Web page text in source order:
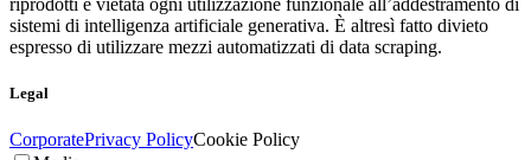
riprodotti è vietata ogni utilizzazione funzionale all’addestramento di
sistemi di intelligenza artificiale generativa. È altresì fatto divieto
espresso di utilizzare mezzi automatizzati di data scraping.
Legal
CorporatePrivacy PolicyCookie Policy